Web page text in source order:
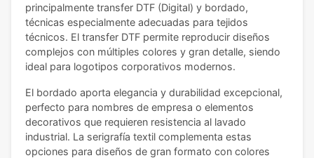
principalmente transfer DTF (Digital) y bordado,
técnicas especialmente adecuadas para tejidos
técnicos. El transfer DTF permite reproducir diseños
complejos con múltiples colores y gran detalle, siendo
ideal para logotipos corporativos modernos.
El bordado aporta elegancia y durabilidad excepcional,
perfecto para nombres de empresa o elementos
decorativos que requieren resistencia al lavado
industrial. La serigrafía textil complementa estas
opciones para diseños de gran formato con colores